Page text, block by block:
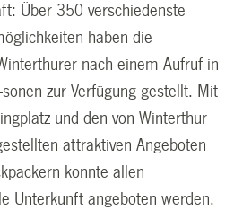
Über 350 verschiedenste
haben die
nach einem Aufruf in
zur Verfügung gestellt. Mit
und den von Winterthur
attraktiven Angeboten
konnte allen
Unterkunft angeboten werden.